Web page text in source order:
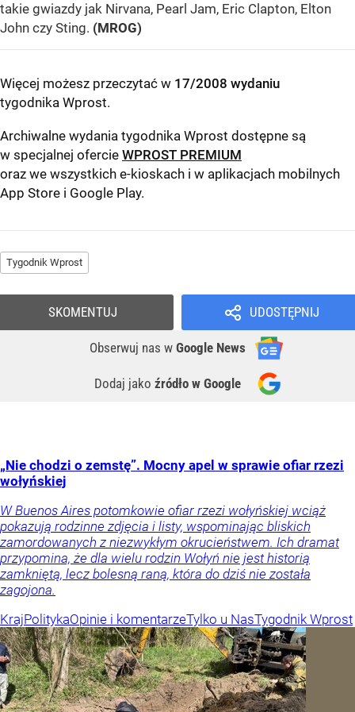
takie gwiazdy jak Nirvana, Pearl Jam, Eric Clapton, Elton
John czy Sting. (MROG)
Więcej możesz przeczytać w 17/2008 wydaniu
tygodnika Wprost.
Archiwalne wydania tygodnika Wprost dostępne są
w specjalnej ofercie WPROST PREMIUM
oraz we wszystkich e-kioskach i w aplikacjach mobilnych
App Store i Google Play.
Tygodnik Wprost
UDOSTĘPNIJ
Obserwuj nas w Google News
Dodaj jako źródło w Google
SKOMENTUJ
„Nie chodzi o zemstę”. Mocny apel w sprawie ofiar rzezi
wołyńskiej
W Buenos Aires potomkowie ofiar rzezi wołyńskiej wciąż
pokazują rodzinne zdjęcia i listy, wspominając bliskich
zamordowanych z niezwykłym okrucieństwem. Ich dramat
przypomina, że dla wielu rodzin Wołyń nie jest historią
zamkniętą, lecz bolesną raną, która do dziś nie została
zagojona.
KrajPolitykaOpinie i komentarzeTylko u NasTygodnik Wprost